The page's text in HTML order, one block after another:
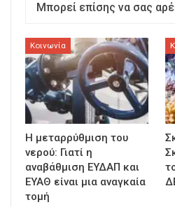
Μπορεί επίσης να σας
Κοινωνία
Η μεταρρύθμιση του
νερού: Γιατί η
αναβάθμιση ΕΥΔΑΠ και
ΕΥΑΘ είναι μια αναγκαία
τομή